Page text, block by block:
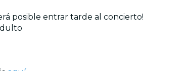
posible entrar tarde al concierto!